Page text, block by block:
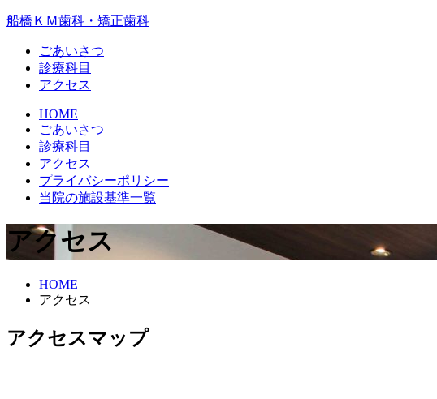
船橋ＫＭ歯科・矯正歯科
ごあいさつ
診療科目
アクセス
HOME
ごあいさつ
診療科目
アクセス
プライバシーポリシー
当院の施設基準一覧
アクセス
HOME
アクセス
アクセスマップ